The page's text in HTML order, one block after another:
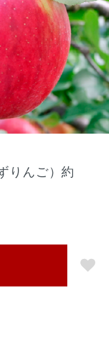
りんご）約